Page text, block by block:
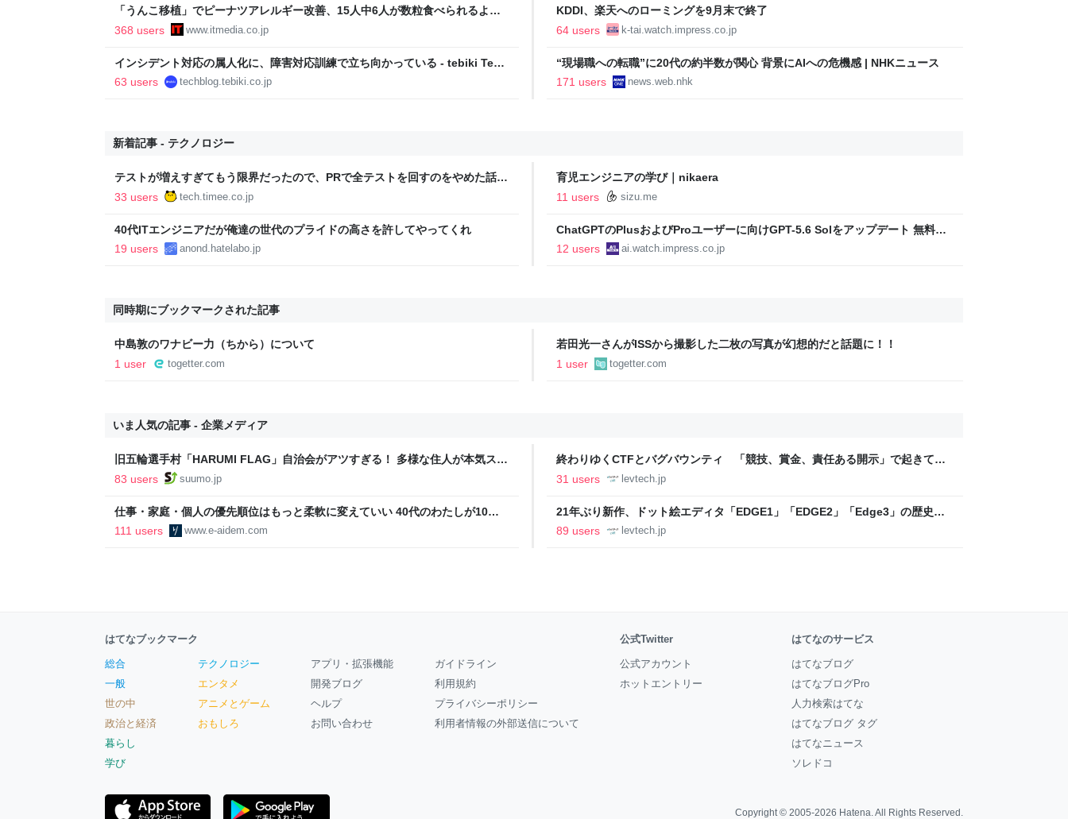
「うんこ移植」でピーナツアレルギー改善、15人中6人が数粒食べられるよう
に ヒトの実証は初 Science系列誌掲載
368 users www.itmedia.co.jp
KDDI、楽天へのローミングを9月末で終了
64 users
k-tai.watch.impress.co.jp
インシデント対応の属人化に、障害対応訓練で立ち向かっている - tebiki Tech
Blog
63 users techblog.tebiki.co.jp
“現場職への転職”に20代の約半数が関心 背景にAIへの危機感 | NHKニュース
171 users
news.web.nhk
新着記事 - テクノロジー
テストが増えすぎてもう限界だったので、PRで全テストを回すのをやめた話 -
Timee Product Team Blog
33 users tech.timee.co.jp
育児エンジニアの学び｜nikaera
11 users
sizu.me
40代ITエンジニアだが俺達の世代のプライドの高さを許してやってくれ
19 users
anond.hatelabo.jp
ChatGPTのPlusおよびProユーザーに向けGPT-5.6 Solをアップデート 無料ユ
ーザーにはGPT-5.6 Lunaを解放
12 users ai.watch.impress.co.jp
同時期にブックマークされた記事
中島敦のワナビー力（ちから）について
1 user
togetter.com
若田光一さんがISSから撮影した二枚の写真が幻想的だと話題に！！
1 user
togetter.com
いま人気の記事 - 企業メディア
旧五輪選手村「HARUMI FLAG」自治会がアツすぎる！ 多様な住人が本気スキ
ルで挑む、盆踊り2万人集客や交通改善など“街の価値向上”戦略 東京・中央
83 users suumo.jp
終わりゆくCTFとバグバウンティ 「競技、賞金、責任ある開示」で起きてい
ること【フォーカス】 - レバテックLAB
31 users levtech.jp
仕事・家庭・個人の優先順位はもっと柔軟に変えていい 40代のわたしが10年
後の自分に伝えたいこと - りっすん by イーアイデム
111 users www.e-aidem.com
21年ぶり新作、ドット絵エディタ「EDGE1」「EDGE2」「Edge3」の歴史に
ついて作者に聞く【フォーカス】 - レバテックLAB
89 users levtech.jp
はてなブックマーク
総合
一般
世の中
政治と経済
暮らし
学び
テクノロジー
エンタメ
アニメとゲーム
おもしろ
アプリ・拡張機能
開発ブログ
ヘルプ
お問い合わせ
ガイドライン
利用規約
プライバシーポリシー
利用者情報の外部送信について
公式Twitter
公式アカウント
ホットエントリー
はてなのサービス
はてなブログ
はてなブログPro
人力検索はてな
はてなブログ タグ
はてなニュース
ソレドコ
Copyright © 2005-2026 Hatena. All Rights Reserved.